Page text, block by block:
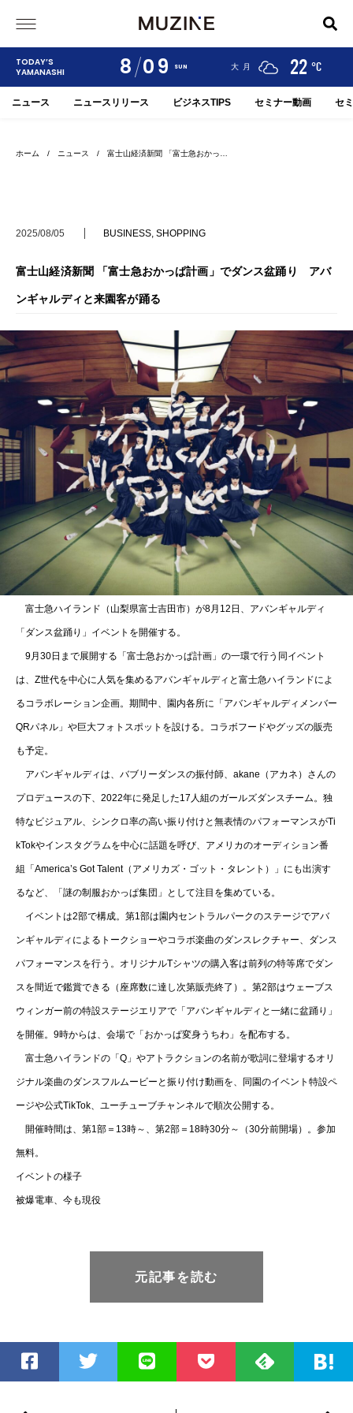
TODAY’S
YAMANASHI
8 09 SUN
甲府 河口湖 大月 22 °C
ニュース ニュースリリース ビジネスTIPS セミナー動画 セ
ホーム / ニュース / 富士山経済新聞 「富士急おかっ…
2025/08/05 BUSINESS, SHOPPING
富士山経済新聞 「富士急おかっぱ計画」でダンス盆踊り アバ
ンギャルディと来園客が踊る
富士急ハイランド（山梨県富士吉田市）が8月12日、アバンギャルディ
「ダンス盆踊り」イベントを開催する。
9月30日まで展開する「富士急おかっぱ計画」の一環で行う同イベント
は、Z世代を中心に人気を集めるアバンギャルディと富士急ハイランドによ
るコラボレーション企画。期間中、園内各所に「アバンギャルディメンバー
QRパネル」や巨大フォトスポットを設ける。コラボフードやグッズの販売
も予定。
アバンギャルディは、バブリーダンスの振付師、akane（アカネ）さんの
プロデュースの下、2022年に発足した17人組のガールズダンスチーム。独
特なビジュアル、シンクロ率の高い振り付けと無表情のパフォーマンスがTi
kTokやインスタグラムを中心に話題を呼び、アメリカのオーディション番
組「America’s Got Talent（アメリカズ・ゴット・タレント）」にも出演す
るなど、「謎の制服おかっぱ集団」として注目を集めている。
イベントは2部で構成。第1部は園内セントラルパークのステージでアバ
ンギャルディによるトークショーやコラボ楽曲のダンスレクチャー、ダンス
パフォーマンスを行う。オリジナルTシャツの購入客は前列の特等席でダン
スを間近で鑑賞できる（座席数に達し次第販売終了）。第2部はウェーブス
ウィンガー前の特設ステージエリアで「アバンギャルディと一緒に盆踊り」
を開催。9時からは、会場で「おかっぱ変身うちわ」を配布する。
富士急ハイランドの「Q」やアトラクションの名前が歌詞に登場するオリ
ジナル楽曲のダンスフルムービーと振り付け動画を、同園のイベント特設ペ
ージや公式TikTok、ユーチューブチャンネルで順次公開する。
開催時間は、第1部＝13時～、第2部＝18時30分～（30分前開場）。参加
無料。
イベントの様子
被爆電車、今も現役
元記事を読む